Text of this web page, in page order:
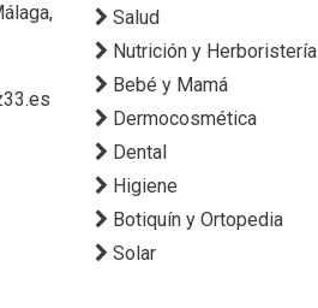
Salud
Nutrición y Herboristería
Bebé y Mamá
Dermocosmética
Dental
Higiene
Botiquín y Ortopedia
Solar